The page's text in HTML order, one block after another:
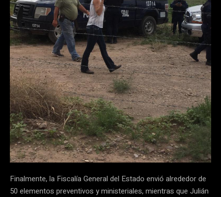
Finalmente, la Fiscalía General del Estado envió alrededor de
50 elementos preventivos y ministeriales, mientras que Julián